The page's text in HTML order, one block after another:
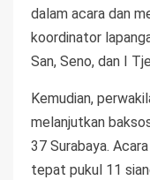
dalam acara dan
koordinator
San, Seno, dan I
Kemudian,
melanjutkan
37 Surabaya.
tepat pukul 11